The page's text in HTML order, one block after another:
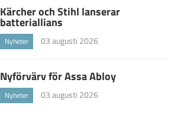
Kärcher och Stihl lanserar
batteriallians
Nyheter 03 augusti 2026
Nyförvärv för Assa Abloy
Nyheter 03 augusti 2026